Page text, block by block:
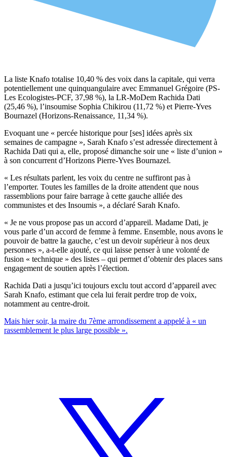
La liste Knafo totalise 10,40 % des voix dans la capitale, qui verra
potentiellement une quinquangulaire avec Emmanuel Grégoire (PS-
Les Ecologistes-PCF, 37,98 %), la LR-MoDem Rachida Dati
(25,46 %), l’insoumise Sophia Chikirou (11,72 %) et Pierre-Yves
Bournazel (Horizons-Renaissance, 11,34 %).
Evoquant une « percée historique pour [ses] idées après six
semaines de campagne », Sarah Knafo s’est adressée directement à
Rachida Dati qui a, elle, proposé dimanche soir une « liste d’union »
à son concurrent d’Horizons Pierre-Yves Bournazel.
« Les résultats parlent, les voix du centre ne suffiront pas à
l’emporter. Toutes les familles de la droite attendent que nous
rassemblions pour faire barrage à cette gauche alliée des
communistes et des Insoumis », a déclaré Sarah Knafo.
« Je ne vous propose pas un accord d’appareil. Madame Dati, je
vous parle d’un accord de femme à femme. Ensemble, nous avons le
pouvoir de battre la gauche, c’est un devoir supérieur à nos deux
personnes », a-t-elle ajouté, ce qui laisse penser à une volonté de
fusion « technique » des listes – qui permet d’obtenir des places sans
engagement de soutien après l’élection.
Rachida Dati a jusqu’ici toujours exclu tout accord d’appareil avec
Sarah Knafo, estimant que cela lui ferait perdre trop de voix,
notamment au centre-droit.
Mais hier soir, la maire du 7ème arrondissement a appelé à « un
rassemblement le plus large possible ».